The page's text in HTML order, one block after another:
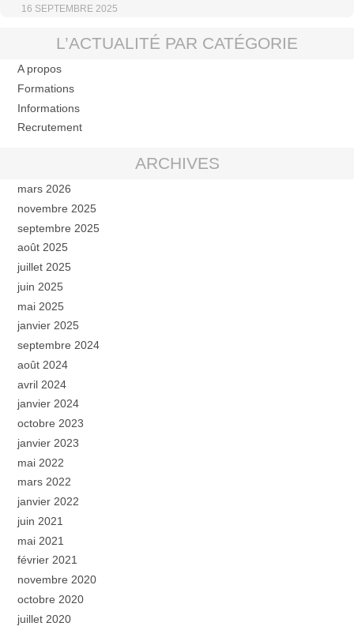
16 SEPTEMBRE 2025
L’ACTUALITÉ PAR CATÉGORIE
A propos
Formations
Informations
Recrutement
ARCHIVES
mars 2026
novembre 2025
septembre 2025
août 2025
juillet 2025
juin 2025
mai 2025
janvier 2025
septembre 2024
août 2024
avril 2024
janvier 2024
octobre 2023
janvier 2023
mai 2022
mars 2022
janvier 2022
juin 2021
mai 2021
février 2021
novembre 2020
octobre 2020
juillet 2020